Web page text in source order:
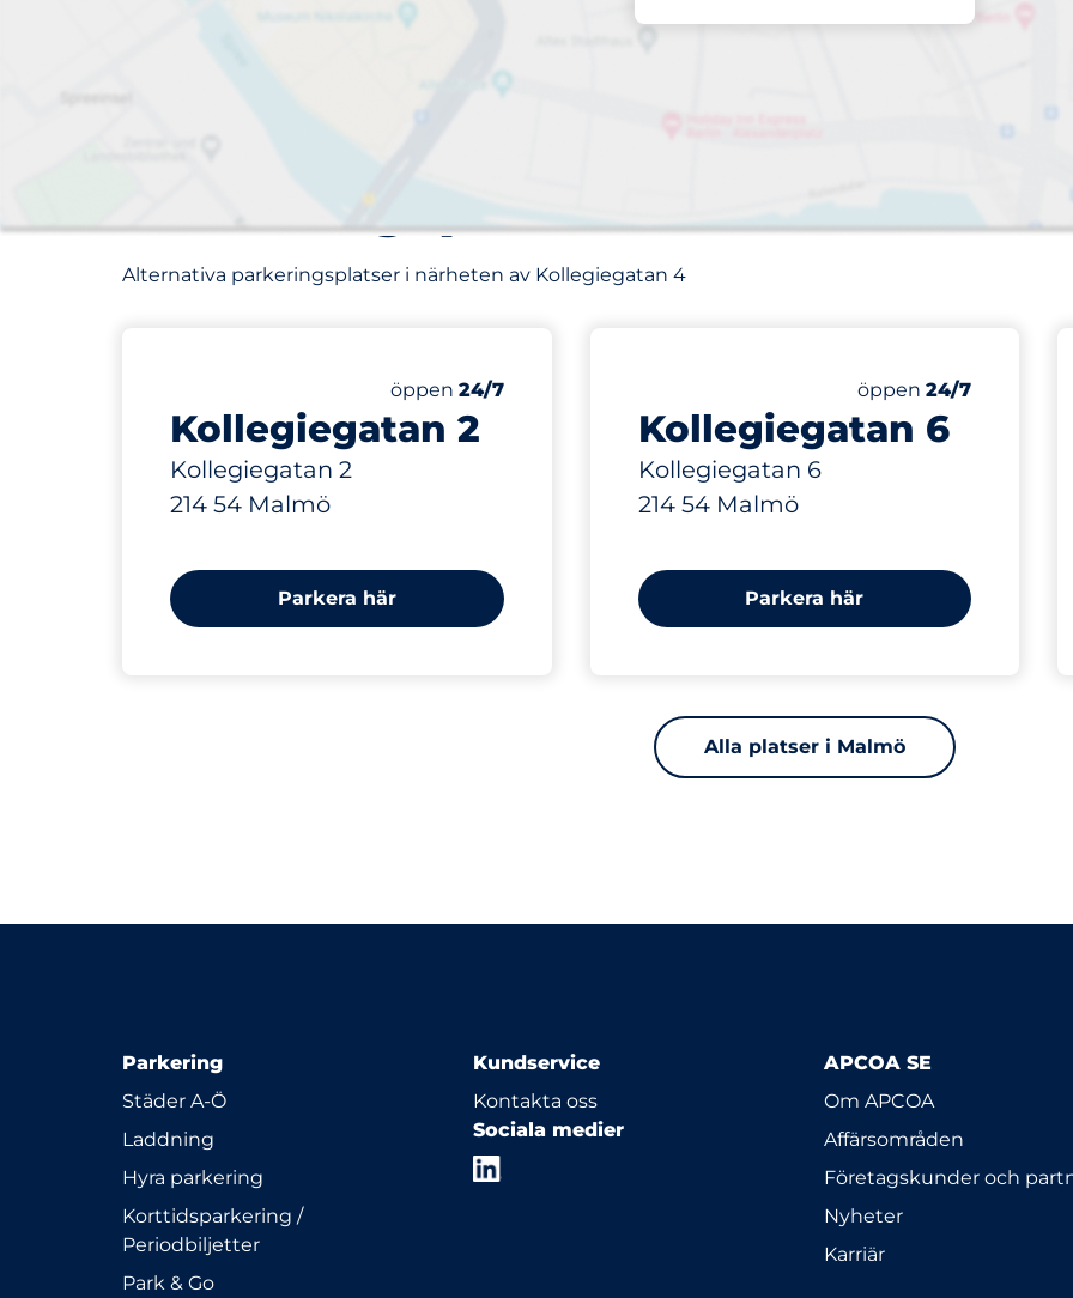
Parkeringsplatser i närheten
Alternativa parkeringsplatser i närheten av Kollegiegatan 4
Kollegiegatan 2
Kollegiegatan 2
214 54 Malmö
Lördag
öppen 24/7
Parkera här
Kollegiegatan 6
Kollegiegatan 6
214 54 Malmö
Lördag
öppen24/7
Parkera här
Alla platser i Malmö
Parkering
Städer A-Ö
Laddning
Hyra parkering
Korttidsparkering /
Periodbiljetter
Park & Go
Kundservice
Kontakta oss
Sociala medier
APCOA SE
Om APCOA
Affärsområden
Företagskunder och
Nyheter
Karriär